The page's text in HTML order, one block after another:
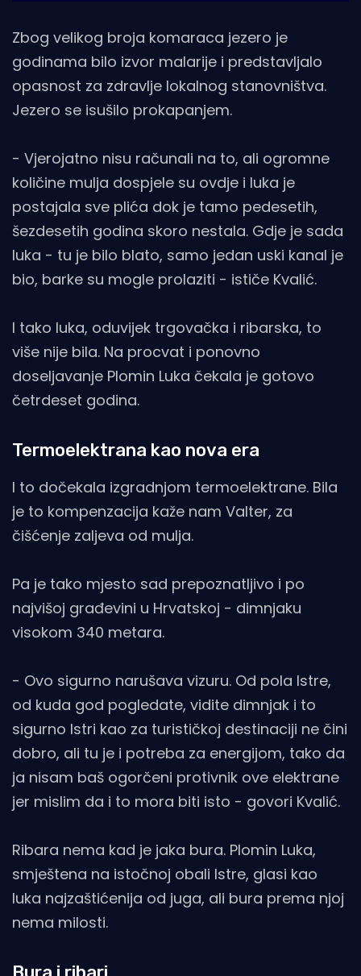
Zbog velikog broja komaraca jezero je
godinama bilo izvor malarije i predstavljalo
opasnost za zdravlje lokalnog stanovništva.
Jezero se isušilo prokapanjem.
- Vjerojatno nisu računali na to, ali ogromne
količine mulja dospjele su ovdje i luka je
postajala sve plića dok je tamo pedesetih,
šezdesetih godina skoro nestala. Gdje je sada
luka - tu je bilo blato, samo jedan uski kanal je
bio, barke su mogle prolaziti - ističe Kvalić.
I tako luka, oduvijek trgovačka i ribarska, to
više nije bila. Na procvat i ponovno
doseljavanje Plomin Luka čekala je gotovo
četrdeset godina.
Termoelektrana kao nova era
I to dočekala izgradnjom termoelektrane. Bila
je to kompenzacija kaže nam Valter, za
čišćenje zaljeva od mulja.
Pa je tako mjesto sad prepoznatljivo i po
najvišoj građevini u Hrvatskoj - dimnjaku
visokom 340 metara.
- Ovo sigurno narušava vizuru. Od pola Istre,
od kuda god pogledate, vidite dimnjak i to
sigurno Istri kao za turističkoj destinaciji ne čini
dobro, ali tu je i potreba za energijom, tako da
ja nisam baš ogorčeni protivnik ove elektrane
jer mislim da i to mora biti isto - govori Kvalić.
Ribara nema kad je jaka bura. Plomin Luka,
smještena na istočnoj obali Istre, glasi kao
luka najzaštićenija od juga, ali bura prema njoj
nema milosti.